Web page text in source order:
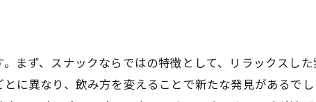
まず、スナックならではの特徴として、リラックスした
に異なり、飲み方を変えることで新たな発見があるでし